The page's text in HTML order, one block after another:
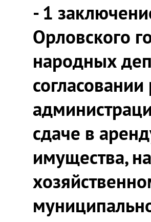
- 1
Орловского
народных
сдаче в
имущества,